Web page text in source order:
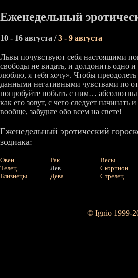
Еженедельный
10 - 16 августа /3 - 9 августа
Львы почувствуют себя настоящими
свободы не видать, и долдонить одно и
люблю, я тебя хочу». Чтобы
данными негативными чувствами по
попробуйте побыть с ним…
как его зовут, с чего следует начинать
вообще, забудьте обо всем на свете!
Еженедельный эротический
зодиака:
Овен
Телец
Близнецы
Рак
Лев
Дева
Весы
Скорпион
Стрелец
© Ignio 1999-